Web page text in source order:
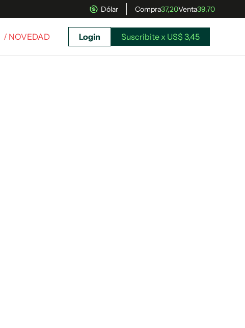
Dólar Compra37,20Venta39,70
/ NOVEDAD Login Suscribite x US$ 3,45